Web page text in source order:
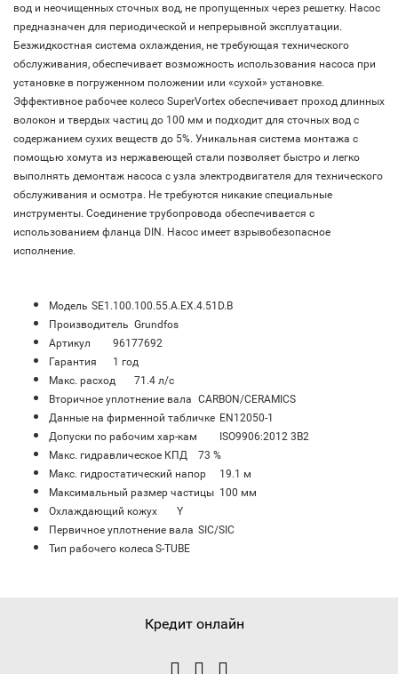
вод и неочищенных сточных вод, не пропущенных через решетку. Насос
предназначен для периодической и непрерывной эксплуатации.
Безжидкостная система охлаждения, не требующая технического
обслуживания, обеспечивает возможность использования насоса при
установке в погруженном положении или «сухой» установке.
Эффективное рабочее колесо SuperVortex обеспечивает проход длинных
волокон и твердых частиц до 100 мм и подходит для сточных вод с
содержанием сухих веществ до 5%. Уникальная система монтажа с
помощью хомута из нержавеющей стали позволяет быстро и легко
выполнять демонтаж насоса с узла электродвигателя для технического
обслуживания и осмотра. Не требуются никакие специальные
инструменты. Соединение трубопровода обеспечивается с
использованием фланца DIN. Насос имеет взрывобезопасное
исполнение.
Модель SE1.100.100.55.A.EX.4.51D.B
Производитель Grundfos
Артикул
96177692
Гарантия
1 год
Maкс. расход
71.4 л/с
Вторичное уплотнение вала CARBON/CERAMICS
Данные на фирменной табличке EN12050-1
Допуски по рабочим хар-кам
ISO9906:2012 3B2
Макс. гидравлическое КПД
73 %
Макс. гидростатический напор
19.1 м
Максимальный размер частицы 100 мм
Охлаждающий кожух
Y
Первичное уплотнение вала SIC/SIC
Тип рабочего колеса S-TUBE
Кредит онлайн